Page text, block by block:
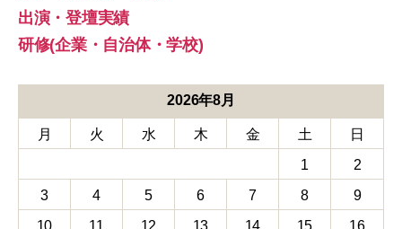
出演・登壇実績
研修(企業・自治体・学校)
2026年8月
月 火 水 木 金 土
日
1
2
3
4 5 6 7 8
9
10
11 12 13 14 15
16